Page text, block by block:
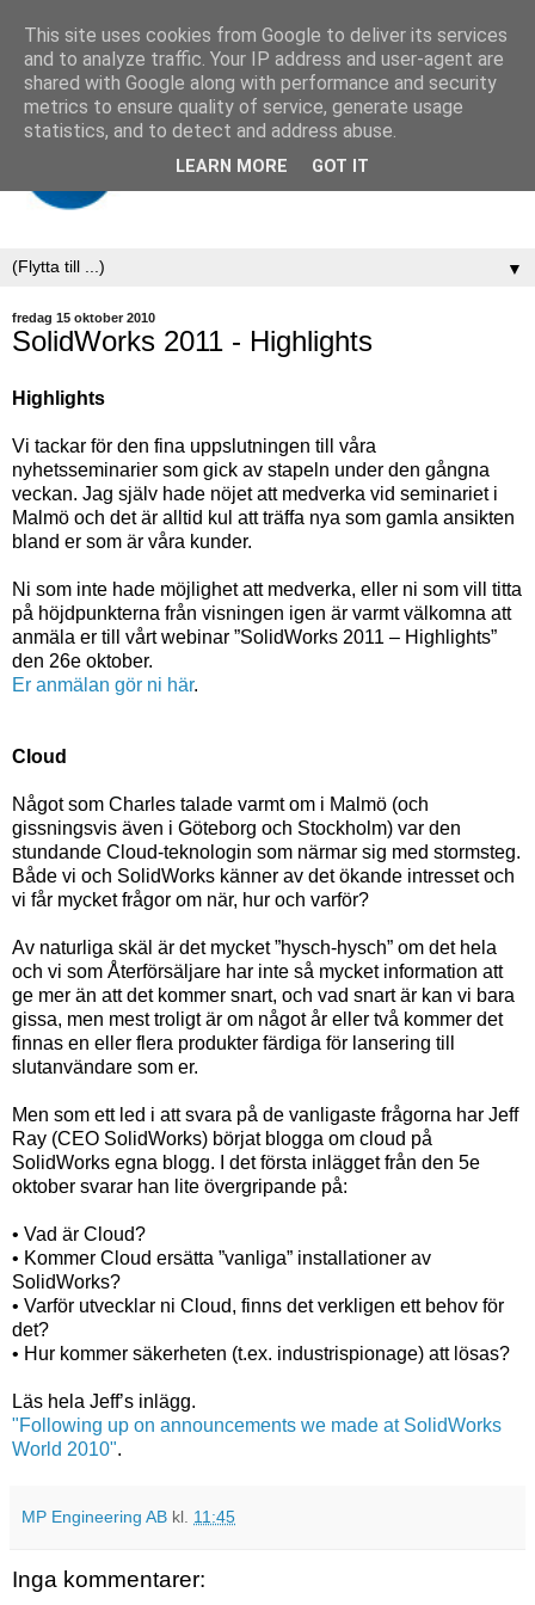
▼
fredag 15 oktober 2010
SolidWorks 2011 - Highlights
Highlights
Vi tackar för den fina uppslutningen till våra
nyhetsseminarier som gick av stapeln under den gångna
veckan. Jag själv hade nöjet att medverka vid seminariet i
Malmö och det är alltid kul att träffa nya som gamla ansikten
bland er som är våra kunder.
Ni som inte hade möjlighet att medverka, eller ni som vill titta
på höjdpunkterna från visningen igen är varmt välkomna att
anmäla er till vårt webinar ”SolidWorks 2011 – Highlights”
den 26e oktober.
Er anmälan gör ni här.
Cloud
Något som Charles talade varmt om i Malmö (och
gissningsvis även i Göteborg och Stockholm) var den
stundande Cloud-teknologin som närmar sig med stormsteg.
Både vi och SolidWorks känner av det ökande intresset och
vi får mycket frågor om när, hur och varför?
Av naturliga skäl är det mycket ”hysch-hysch” om det hela
och vi som Återförsäljare har inte så mycket information att
ge mer än att det kommer snart, och vad snart är kan vi bara
gissa, men mest troligt är om något år eller två kommer det
finnas en eller flera produkter färdiga för lansering till
slutanvändare som er.
Men som ett led i att svara på de vanligaste frågorna har Jeff
Ray (CEO SolidWorks) börjat blogga om cloud på
SolidWorks egna blogg. I det första inlägget från den 5e
oktober svarar han lite övergripande på:
• Vad är Cloud?
• Kommer Cloud ersätta ”vanliga” installationer av
SolidWorks?
• Varför utvecklar ni Cloud, finns det verkligen ett behov för
det?
• Hur kommer säkerheten (t.ex. industrispionage) att lösas?
Läs hela Jeff’s inlägg.
"Following up on announcements we made at SolidWorks
World 2010".
MP Engineering AB kl. 11:45
Inga kommentarer:
This site uses cookies from Google to deliver its services
and to analyze traffic. Your IP address and user-agent are
shared with Google along with performance and security
metrics to ensure quality of service, generate usage
statistics, and to detect and address abuse.
LEARN MORE GOT IT